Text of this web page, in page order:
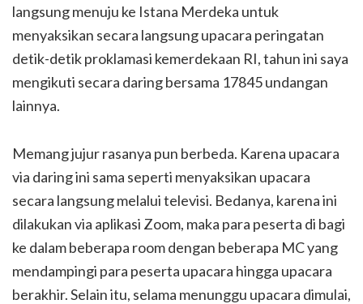
langsung menuju ke Istana Merdeka untuk
menyaksikan secara langsung upacara peringatan
detik-detik proklamasi kemerdekaan RI, tahun ini saya
mengikuti secara daring bersama 17845 undangan
lainnya.
Memang jujur rasanya pun berbeda. Karena upacara
via daring ini sama seperti menyaksikan upacara
secara langsung melalui televisi. Bedanya, karena ini
dilakukan via aplikasi Zoom, maka para peserta di bagi
ke dalam beberapa room dengan beberapa MC yang
mendampingi para peserta upacara hingga upacara
berakhir. Selain itu, selama menunggu upacara dimulai,